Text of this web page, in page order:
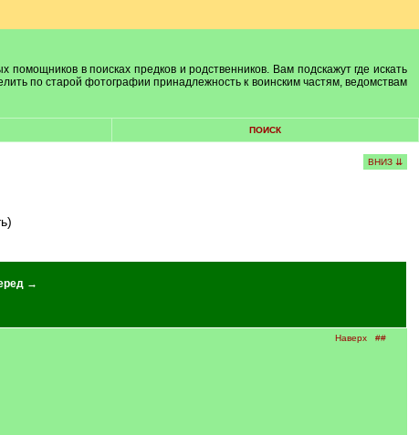
в поисках предков и родственников. Вам подскажут где искать
по старой фотографии принадлежность к воинским частям, ведомствам
ПОИСК
ВНИЗ ⇊
→
Наверх ##